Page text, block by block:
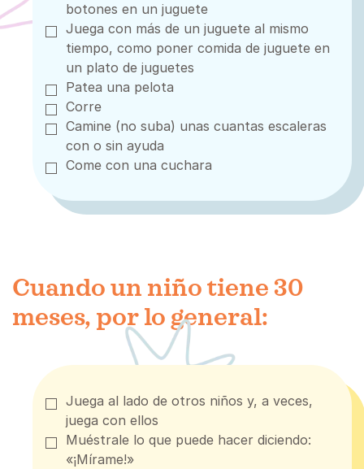
botones en un juguete
Juega con más de un juguete al mismo
tiempo, como poner comida de juguete en
un plato de juguetes
Patea una pelota
Corre
Camine (no suba) unas cuantas escaleras
con o sin ayuda
Come con una cuchara
Cuando un niño tiene 30
meses, por lo general:
Juega al lado de otros niños y, a veces,
juega con ellos
Muéstrale lo que puede hacer diciendo:
«¡Mírame!»